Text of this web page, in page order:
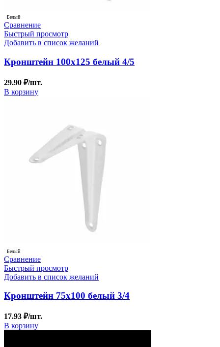
Белый
Сравнение
Быстрый просмотр
Добавить в список желаний
Кронштейн 100х125 белый 4/5
29.90 ₽/шт.
В корзину
Белый
Сравнение
Быстрый просмотр
Добавить в список желаний
Кронштейн 75х100 белый 3/4
17.93 ₽/шт.
В корзину